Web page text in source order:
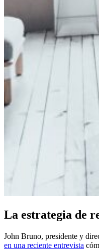
La estrategia de
John Bruno, presidente y
en una reciente entrevista